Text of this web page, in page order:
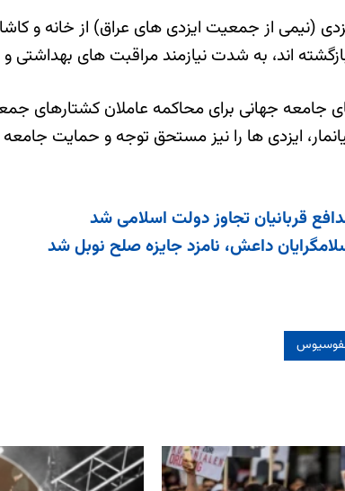
بیش از 200 هزار ایزدی (نیمی از جمعیت ایزدی های عراق)
ایزدی ها را نیز مستحق توجه و حمایت
قربانیان تجاوز دولت اسلامی شد
داعش، نامزد جایزه صلح نوبل شد